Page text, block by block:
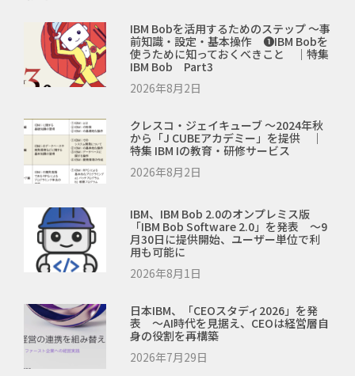
IBM Bobを活用するためのステップ ～事
前知識・設定・基本操作 ❶IBM Bobを
使うために知っておくべきこと ｜特集
IBM Bob Part3
2026年8月2日
クレスコ・ジェイキューブ ～2024年秋
から「J CUBEアカデミー」を提供 ｜
特集 IBM Iの教育・研修サービス
2026年8月2日
IBM、IBM Bob 2.0のオンプレミス版
「IBM Bob Software 2.0」を発表 ～9
月30日に提供開始、ユーザー単位で利
用も可能に
2026年8月1日
日本IBM、「CEOスタディ2026」を発
表 ～AI時代を見据え、CEOは経営層自
身の役割を再構築
2026年7月29日